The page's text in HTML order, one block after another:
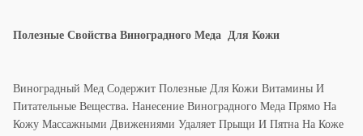
Полезные Свойства Виноградного Меда Для Кожи
Виноградный Мед Содержит Полезные Для Кожи Витамины И
Питательные Вещества. Нанесение Виноградного Меда Прямо На
Кожу Массажными Движениями Удаляет Прыщи И Пятна На Коже